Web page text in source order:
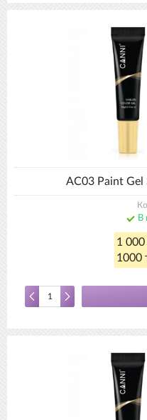
AC03 Paint Gel
В
1 000
1000